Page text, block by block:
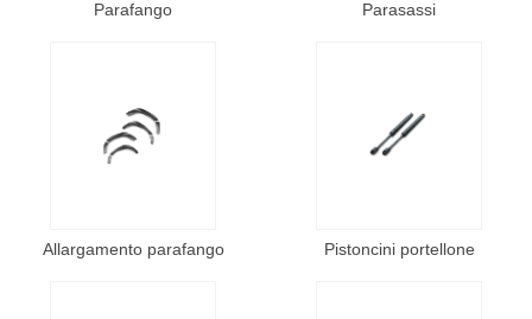
Parafango Parasassi
Allargamento parafango Pistoncini portellone